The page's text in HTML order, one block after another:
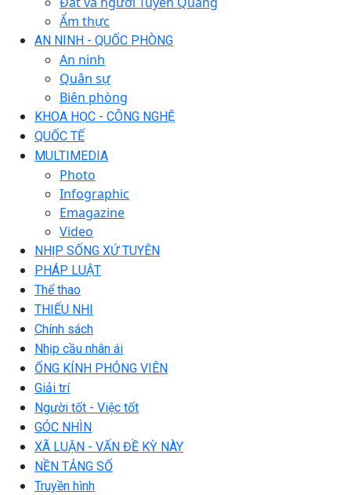
Ẩm thực
AN NINH - QUỐC PHÒNG
An ninh
Quân sự
Biên phòng
KHOA HỌC - CÔNG NGHỆ
QUỐC TẾ
MULTIMEDIA
Photo
Infographic
Emagazine
Video
NHỊP SỐNG XỨ TUYÊN
PHÁP LUẬT
Thể thao
THIẾU NHI
Chính sách
Nhịp cầu nhân ái
ỐNG KÍNH PHÓNG VIÊN
Giải trí
Người tốt - Việc tốt
GÓC NHÌN
XÃ LUẬN - VẤN ĐỀ KỲ NÀY
NỀN TẢNG SỐ
Truyền hình